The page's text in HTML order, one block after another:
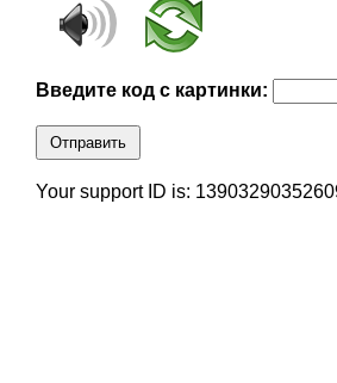
Введите код с картинки:
Отправить
Your support ID is: